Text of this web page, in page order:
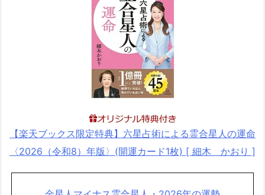
【楽天ブックス限定特典】六星占術による霊合星人の運命
〈2026（令和8）年版〉(開運カード1枚) [ 細木 かおり ]